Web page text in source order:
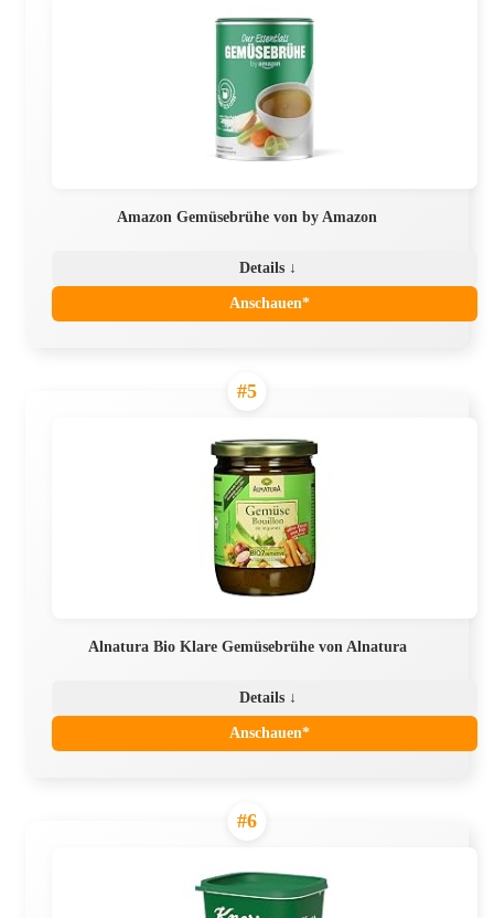
Amazon Gemüsebrühe von by Amazon
Details ↓
Anschauen*
#5
Alnatura Bio Klare Gemüsebrühe von Alnatura
Details ↓
Anschauen*
#6